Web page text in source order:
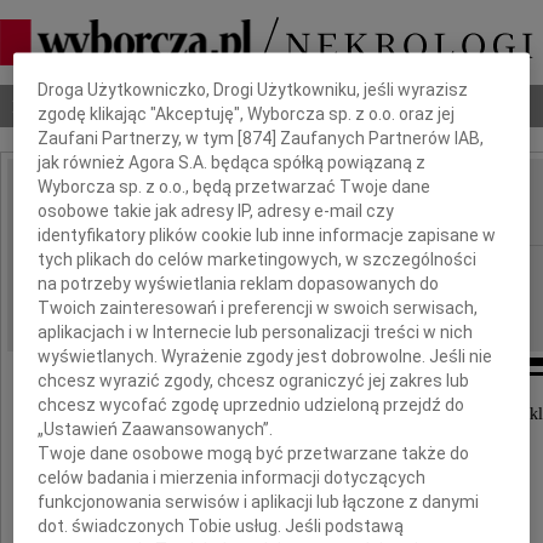
Nekrologi Odeszli Poradnik pogrzebowy
IMIĘ I NAZWISKO: Tomek Rembowski
REGION: Łódź
DATA EMISJI: 17.10.2022
Z głębokim smutkiem żegnamy naszego Kolegę z
dobrego Człowieka i wspaniałego lekarza
Dbamy o Twoją prywatność
Droga Użytkowniczko, Drogi Użytkowniku, jeśli wyrazisz
zgodę klikając "Akceptuję", Wyborcza sp. z o.o. oraz jej
Zaufani Partnerzy, w tym [874 ] Zaufanych Partnerów IAB,
jak również Agora S.A. będąca spółką powiązaną z
Wyborcza sp. z o.o., będą przetwarzać Twoje dane
osobowe takie jak adresy IP, adresy e-mail czy
identyfikatory plików cookie lub inne informacje zapisane w
tych plikach do celów marketingowych, w szczególności
na potrzeby wyświetlania reklam dopasowanych do
Twoich zainteresowań i preferencji w swoich serwisach,
aplikacjach i w Internecie lub personalizacji treści w nich
wyświetlanych. Wyrażenie zgody jest dobrowolne. Jeśli nie
chcesz wyrazić zgody, chcesz ograniczyć jej zakres lub
chcesz wycofać zgodę uprzednio udzieloną przejdź do
„Ustawień Zaawansowanych”.
Twoje dane osobowe mogą być przetwarzane także do
celów badania i mierzenia informacji dotyczących
funkcjonowania serwisów i aplikacji lub łączone z danymi
dot. świadczonych Tobie usług. Jeśli podstawą